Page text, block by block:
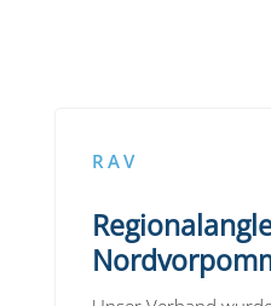
RAV